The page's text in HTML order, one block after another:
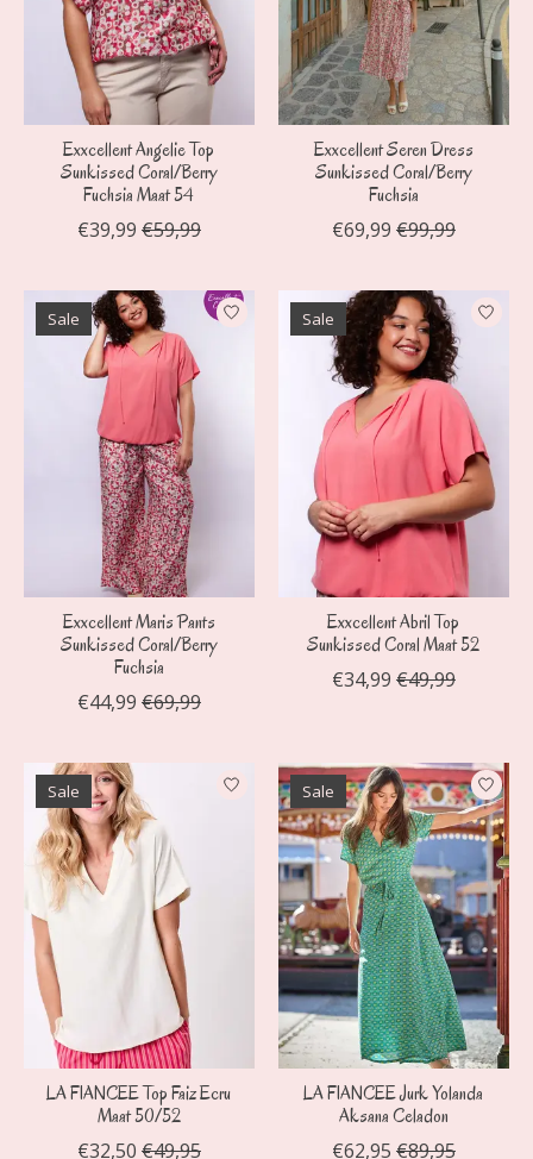
Exxcellent Angelie Top
Sunkissed Coral/Berry
Fuchsia Maat 54
€39,99 €59,99
Exxcellent Seren Dress
Sunkissed Coral/Berry
Fuchsia
€69,99 €99,99
Sale
Exxcellent Maris Pants
Sunkissed Coral/Berry
Fuchsia
€44,99 €69,99
Sale
Exxcellent Abril Top
Sunkissed Coral Maat 52
€34,99 €49,99
Sale
LA FIANCEE Top Faiz Ecru
Maat 50/52
€32,50 €49,95
Sale
LA FIANCEE Jurk Yolanda
Aksana Celadon
€62,95 €89,95